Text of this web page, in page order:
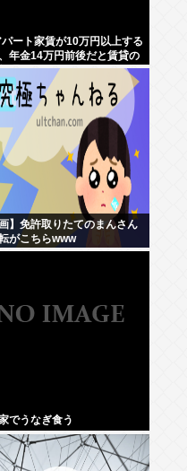
ート家賃が10万円以上する
年金14万円前後だと賃貸の
理じゃね？
画】免許取りたてのまんさん
がこちらwww
でうなぎ食う